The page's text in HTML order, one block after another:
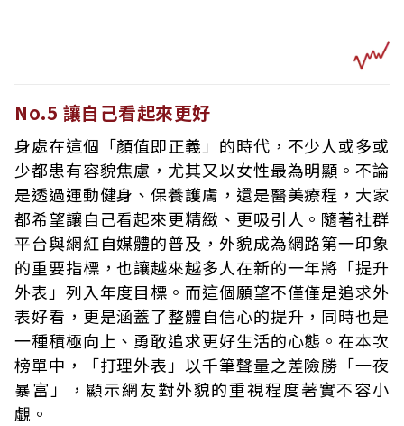
No.5 讓自己看起來更好
身處在這個「顏值即正義」的時代，不少人或多或
少都患有容貌焦慮，尤其又以女性最為明顯。不論
是透過運動健身、保養護膚，還是醫美療程，大家
都希望讓自己看起來更精緻、更吸引人。隨著社群
平台與網紅自媒體的普及，外貌成為網路第一印象
的重要指標，也讓越來越多人在新的一年將「提升
外表」列入年度目標。而這個願望不僅僅是追求外
表好看，更是涵蓋了整體自信心的提升，同時也是
一種積極向上、勇敢追求更好生活的心態。在本次
榜單中，「打理外表」以千筆聲量之差險勝「一夜
暴富」，顯示網友對外貌的重視程度著實不容小
覷。